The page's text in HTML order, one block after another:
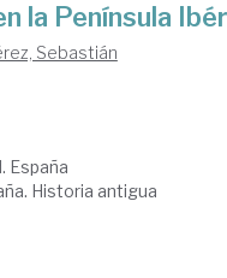
la Península
Sebastián
España
Historia antigua